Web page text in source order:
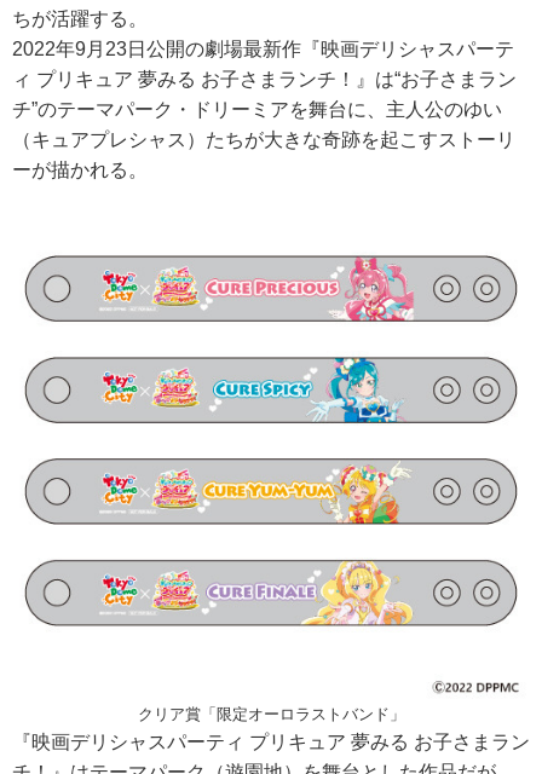
ちが活躍する。
2022年9月23日公開の劇場最新作『映画デリシャスパーテ
ィ プリキュア 夢みる お子さまランチ！』は“お子さまラン
チ”のテーマパーク・ドリーミアを舞台に、主人公のゆい
（キュアプレシャス）たちが大きな奇跡を起こすストーリ
ーが描かれる。
クリア賞「限定オーロラストバンド」
『映画デリシャスパーティ プリキュア 夢みる お子さまラン